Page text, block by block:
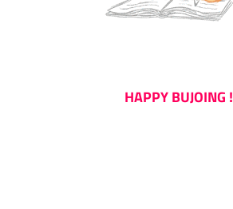
HAPPY BUJOING !